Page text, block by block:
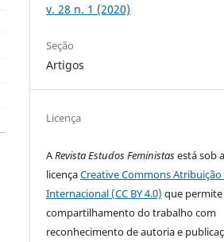
v. 28 n. 1 (2020)
Seção
Artigos
Licença
ARevista Estudos Feministasestá sob a
licençaCreative Commons Atribuição
Internacional (CC BY 4.0) que
compartilhamento do trabalho com
reconhecimento de autoria e